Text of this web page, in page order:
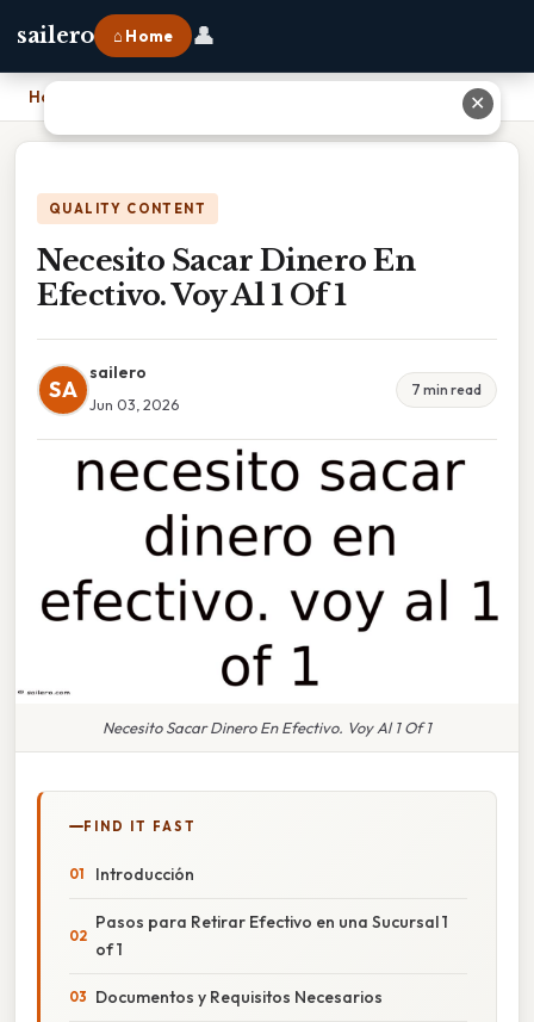
sailero ⌂ Home 👤
Home
QUALITY CONTENT
Necesito Sacar Dinero En
Efectivo. Voy Al 1 Of 1
SA
sailero
Jun 03, 2026
7 min read
Necesito Sacar Dinero En Efectivo. Voy Al 1 Of 1
FIND IT FAST
Introducción
Pasos para Retirar Efectivo en una Sucursal 1
of 1
Documentos y Requisitos Necesarios
✕